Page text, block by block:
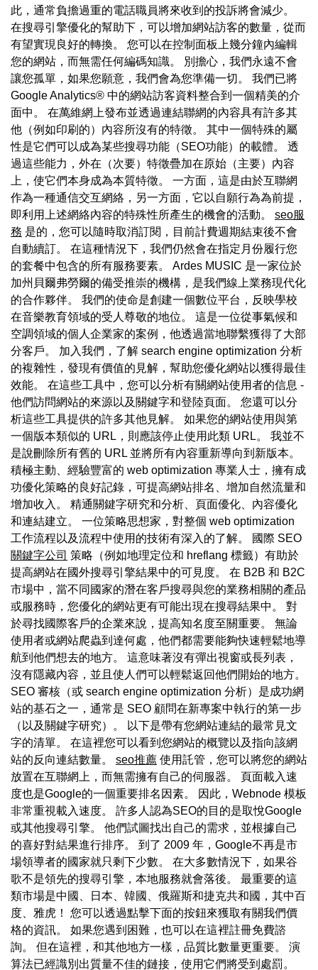
此，通常負擔過重的電話職員將來收到的投訴將會減少。
在搜尋引擎優化的幫助下，可以增加網站訪客的數量，從而
有望實現良好的轉換。 您可以在控制面板上幾分鐘內編輯
您的網站，而無需任何編碼知識。 別擔心，我們永遠不會
讓您孤單，如果您願意，我們會為您準備一切。 我們已將
Google Analytics® 中的網站訪客資料整合到一個精美的介
面中。 在萬維網上發布並透過連結聯網的內容具有許多其
他（例如印刷的）內容所沒有的特徵。 其中一個特殊的屬
性是它們可以成為某些搜尋功能（SEO功能）的載體。 透
過這些能力，外在（次要）特徵疊加在原始（主要）內容
上，使它們本身成為本質特徵。 一方面，這是由於互聯網
作為一種通信交互網絡，另一方面，它以自願行為為前提，
即利用上述網絡內容的特殊性所產生的機會的活動。 seo服
務 是的，您可以隨時取消訂閱，目前計費週期結束後不會
自動續訂。 在這種情況下，我們仍然會在指定月份履行您
的套餐中包含的所有服務要素。 Ardes MUSIC 是一家位於
加州貝爾弗勞爾的備受推崇的機構，是我們線上業務現代化
的合作夥伴。 我們的使命是創建一個數位平台，反映學校
在音樂教育領域的受人尊敬的地位。 這是一位從事氣候和
空調領域的個人企業家的案例，他透過當地聯繫獲得了大部
分客戶。 加入我們，了解 search engine optimization 分析
的複雜性，發現有價值的見解，幫助您優化網站以獲得最佳
效能。 在這些工具中，您可以分析有關網站使用者的信息 -
他們訪問網站的來源以及關鍵字和登陸頁面。 您還可以分
析這些工具提供的許多其他見解。 如果您的網站使用與第
一個版本類似的 URL，則應該停止使用此類 URL。 我並不
是說刪除所有舊的 URL 並將所有內容重新導向到新版本。
積極主動、經驗豐富的 web optimization 專業人士，擁有成
功優化策略的良好記錄，可提高網站排名、增加自然流量和
增加收入。 精通關鍵字研究和分析、頁面優化、內容優化
和連結建立。 一位策略思想家，對整個 web optimization
工作流程以及流程中使用的技術有深入的了解。 國際 SEO
關鍵字公司 策略（例如地理定位和 hreflang 標籤）有助於
提高網站在國外搜尋引擎結果中的可見度。 在 B2B 和 B2C
市場中，當不同國家的潛在客戶搜尋與您的業務相關的產品
或服務時，您優化的網站更有可能出現在搜尋結果中。 對
於尋找國際客戶的企業來說，提高知名度至關重要。 無論
使用者或網站爬蟲到達何處，他們都需要能夠快速輕鬆地導
航到他們想去的地方。 這意味著沒有彈出視窗或長列表，
沒有隱藏內容，並且使人們可以輕鬆返回他們開始的地方。
SEO 審核（或 search engine optimization 分析）是成功網
站的基石之一，通常是 SEO 顧問在新專案中執行的第一步
（以及關鍵字研究）。 以下是帶有您網站連結的最常見文
字的清單。 在這裡您可以看到您網站的概覽以及指向該網
站的反向連結數量。 seo推薦 使用託管，您可以將您的網站
放置在互聯網上，而無需擁有自己的伺服器。 頁面載入速
度也是Google的一個重要排名因素。 因此，Webnode 模板
非常重視載入速度。 許多人認為SEO的目的是取悅Google
或其他搜尋引擎。 他們試圖找出自己的需求，並根據自己
的喜好對結果進行排序。 到了 2009 年，Google不再是市
場領導者的國家就只剩下少數。 在大多數情況下，如果谷
歌不是領先的搜尋引擎，本地服務就會落後。 最重要的這
類市場是中國、日本、韓國、俄羅斯和捷克共和國，其中百
度、雅虎！ 您可以透過點擊下面的按鈕來獲取有關我們價
格的資訊。 如果您遇到困難，也可以在這裡註冊免費諮
詢。 但在這裡，和其他地方一樣，品質比數量更重要。 演
算法已經識別出質量不佳的鏈接，使用它們將受到處罰。